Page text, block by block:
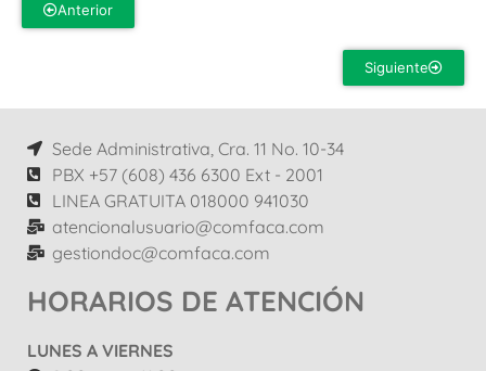
Anterior
Siguiente
Sede Administrativa, Cra. 11 No. 10-34
PBX +57 (608) 436 6300 Ext - 2001
LINEA GRATUITA 018000 941030
atencionalusuario@comfaca.com
gestiondoc@comfaca.com
HORARIOS DE ATENCIÓN
LUNES A VIERNES